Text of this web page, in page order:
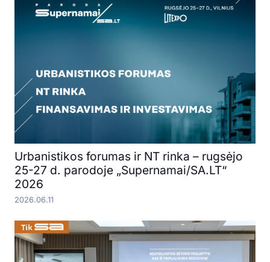
Urbanistikos forumas ir NT rinka – rugsėjo
25-27 d. parodoje „Supernamai/SA.LT“
2026
2026.06.11